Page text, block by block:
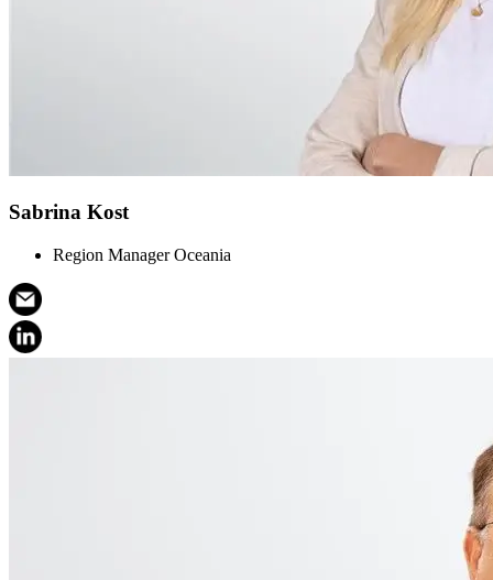
Sabrina Kost
Region Manager Oceania